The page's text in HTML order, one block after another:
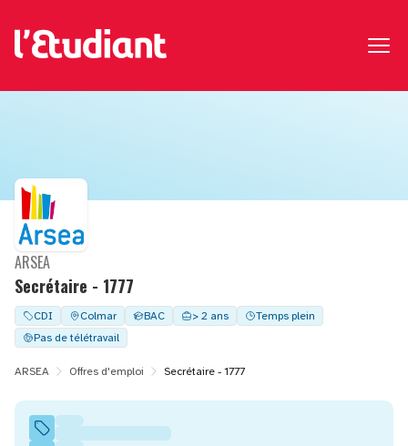
Secrétaire - 1777
ARSEA
CDI Colmar BAC > 2 ans
Temps plein
Pas de télétravail
ARSEA Offres d'emploi Secrétaire - 1777